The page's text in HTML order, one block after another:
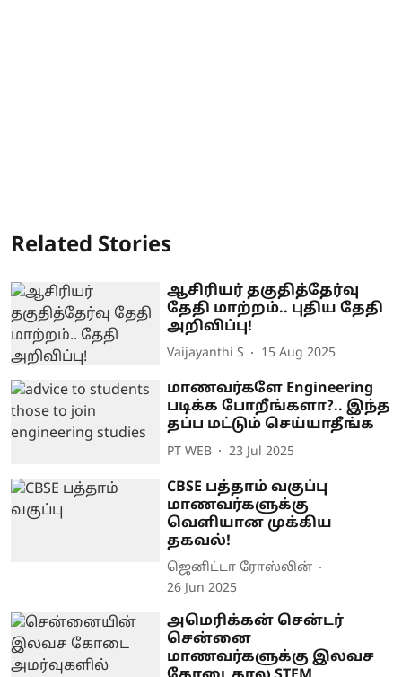
Related Stories
ஆசிரியர் தகுதித்தேர்வு
தேதி மாற்றம்.. புதிய தேதி
அறிவிப்பு!
Vaijayanthi S 15 Aug 2025
மாணவர்களே Engineering
படிக்க போறீங்களா?.. இந்த
தப்ப மட்டும் செய்யாதீங்க
PT WEB 23 Jul 2025
CBSE பத்தாம் வகுப்பு
மாணவர்களுக்கு
வெளியான முக்கிய
தகவல்!
ஜெனிட்டா ரோஸ்லின்
26 Jun 2025
அமெரிக்கன் சென்டர்
சென்னை
மாணவர்களுக்கு இலவச